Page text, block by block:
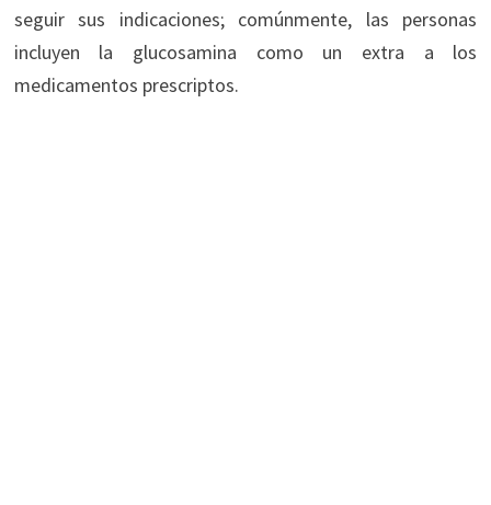
seguir sus indicaciones; comúnmente, las personas
incluyen la glucosamina como un extra a los
medicamentos prescriptos.